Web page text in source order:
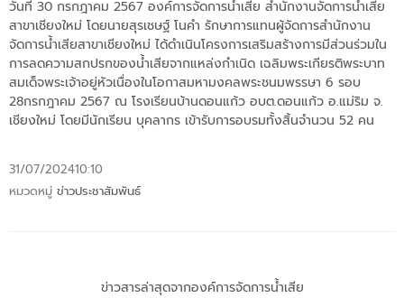
วันที่ 30 กรกฎาคม 2567 องค์การจัดการน้ำเสีย สำนักงานจัดการน้ำเสีย
สาขาเชียงใหม่ โดยนายสุรเชษฐ์ โนคำ รักษาการแทนผู้จัดการสำนักงาน
จัดการน้ำเสียสาขาเชียงใหม่ ได้ดำเนินโครงการเสริมสร้างการมีส่วนร่วมใน
การลดความสกปรกของน้ำเสียจากแหล่งกำเนิด เฉลิมพระเกียรติพระบาท
สมเด็จพระเจ้าอยู่หัวเนื่องในโอกาสมหามงคลพระชนมพรรษา 6 รอบ
28กรกฎาคม 2567 ณ โรงเรียนบ้านดอนแก้ว อบต.ดอนแก้ว อ.แม่ริม จ.
เชียงใหม่ โดยมีนักเรียน บุคลากร เข้ารับการอบรมทั้งสิ้นจำนวน 52 คน
31/07/202410:10
หมวดหมู่ ข่าวประชาสัมพันธ์
ข่าวสารล่าสุดจากองค์การจัดการน้ำเสีย